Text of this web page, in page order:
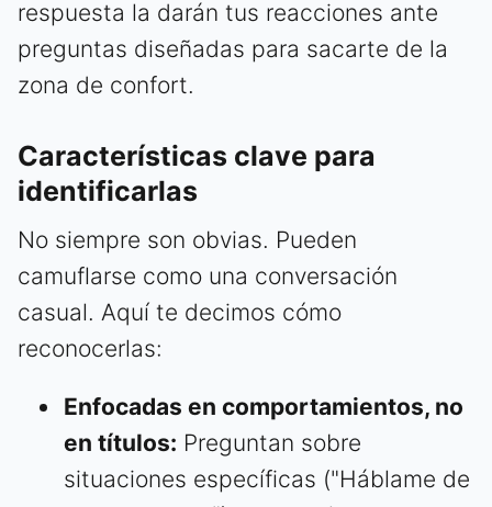
respuesta la darán tus reacciones ante
preguntas diseñadas para sacarte de la
zona de confort.
Características clave para
identificarlas
No siempre son obvias. Pueden
camuflarse como una conversación
casual. Aquí te decimos cómo
reconocerlas:
Enfocadas en comportamientos, no
en títulos: Preguntan sobre
situaciones específicas ("Háblame de